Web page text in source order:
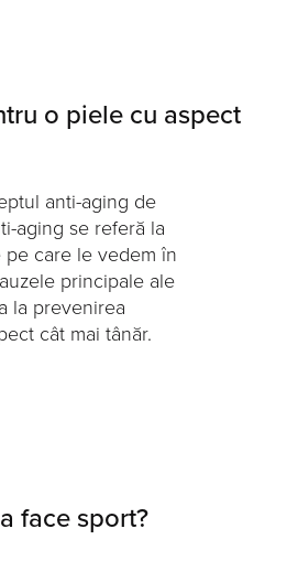
o piele cu aspect
anti-aging de
aging se referă la
pe care le vedem în
principale ale
la prevenirea
cât mai tânăr.
face sport?